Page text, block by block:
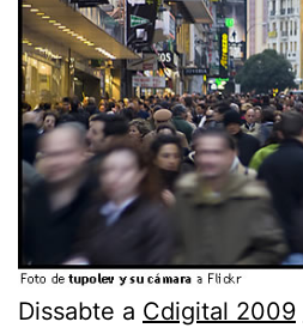
Dissabte a Cdigital 2009